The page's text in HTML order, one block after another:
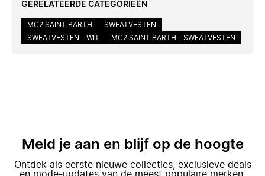
GERELATEERDE CATEGORIEËN
MC2 SAINT BARTH
SWEATVESTEN
SWEATVESTEN - WIT
MC2 SAINT BARTH - SWEATVESTEN
Meld je aan en blijf op de hoogte
Ontdek als eerste nieuwe collecties, exclusieve deals